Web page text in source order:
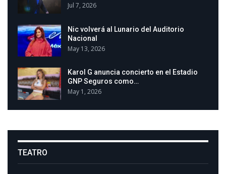
Jul 7, 2026
Nic volverá al Lunario del Auditorio
Nacional
May 13, 2026
Karol G anuncia concierto en el Estadio
GNP Seguros como…
May 1, 2026
TEATRO